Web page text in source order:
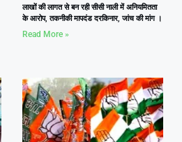
लाखों की लागत से बन रही सीसी नाली में अनियमितता
के आरोप, तकनीकी मापदंड दरकिनार, जांच की मांग ।
Read More »